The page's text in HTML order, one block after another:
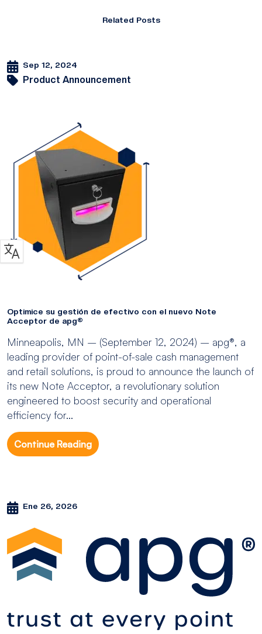
Related Posts
Sep 12, 2024
Product Announcement
Optimice su gestión de efectivo con el nuevo Note
Acceptor de apg®
Minneapolis, MN – (September 12, 2024) – apg®, a
leading provider of point-of-sale cash management
and retail solutions, is proud to announce the launch of
its new Note Acceptor, a revolutionary solution
engineered to boost security and operational
efficiency for...
Continue Reading
Ene 26, 2026